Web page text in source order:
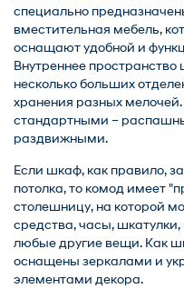
специально
вместительная мебель,
оснащают удобной и
Внутреннее
несколько больших
хранения разных
стандартными –
раздвижными.
Если шкаф, как правило,
потолка, то комод имеет
столешницу, на которой
средства, часы,
любые другие вещи. Как
оснащены зеркалами и
элементами декора.